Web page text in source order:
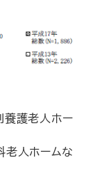
養護老人ホー
老人ホームな